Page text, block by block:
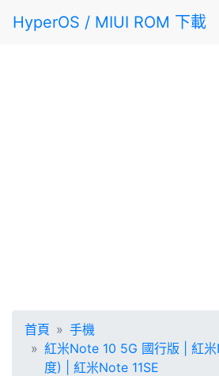
HyperOS / MIUI ROM 下載
首頁
手機
紅米Note 10 5G 國行版 | 紅
度) | 紅米Note 11SE